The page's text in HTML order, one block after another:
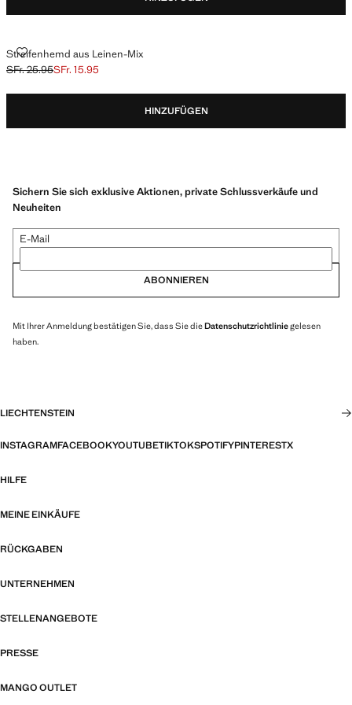
Streifenhemd aus Leinen-Mix
STREIFENHEMD AUS LEINEN-MIX
Ausgangspreis durchgestrichen [SFr. 25.95 ]
SFr. 25.95
Aktueller Preis [SFr. 15.95 ]
SFr. 15.95
HINZUFÜGEN
Sichern Sie sich exklusive Aktionen, private Schlussverkäufe und
Neuheiten
E-Mail
ABONNIEREN
Mit Ihrer Anmeldung bestätigen Sie, dass Sie dieDatenschutzrichtliniegelesen
haben.
LIECHTENSTEIN
INSTAGRAMFACEBOOKYOUTUBETIKTOKSPOTIFYPINTERESTX
HILFE
MEINE EINKÄUFE
RÜCKGABEN
UNTERNEHMEN
STELLENANGEBOTE
PRESSE
MANGO OUTLET